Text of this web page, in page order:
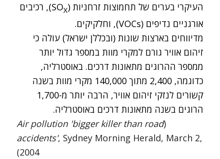
העיקרי בערים של תחמוצות זרחניות (SOX
), רכיבים
אורגניים נדיפים (VOCs), וחלקיקים.
מדיווחים בארצות שונות (ובכללן ישראל) עולה כי
זיהום אוויר גורם למקרי מוות במספר גדול יותר
ממספר ההרוגים מתאונות דרכים. באוסטרליה,
כדוגמה, 2,400 מתוך 140,000 מקרי מוות בשנה
קשורים לנזקי זיהום אוויר, הרבה יותר מ-1,700
הרוגים בשנה מתאונות דרכים באוסטרליה.
(
Air pollution 'bigger killer than road
accidents', Sydney Morning Herald, March 2,
2004)